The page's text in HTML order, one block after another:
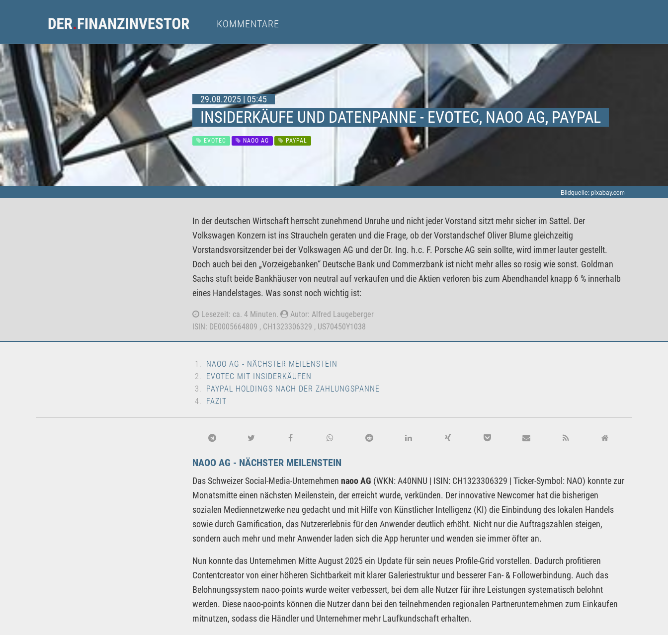
KOMMENTARE
29.08.2025 | 05:45
INSIDERKÄUFE UND DATENPANNE - EVOTEC, NAOO AG, PAYPAL
EVOTEC NAOO AG PAYPAL
Bildquelle: pixabay.com
In der deutschen Wirtschaft herrscht zunehmend Unruhe und nicht jeder Vorstand sitzt mehr sicher im Sattel. Der
Volkswagen Konzern ist ins Straucheln geraten und die Frage, ob der Vorstandschef Oliver Blume gleichzeitig
Vorstandsvorsitzender bei der Volkswagen AG und der Dr. Ing. h.c. F. Porsche AG sein sollte, wird immer lauter gestellt.
Doch auch bei den „Vorzeigebanken“ Deutsche Bank und Commerzbank ist nicht mehr alles so rosig wie sonst. Goldman
Sachs stuft beide Bankhäuser von neutral auf verkaufen und die Aktien verloren bis zum Abendhandel knapp 6 % innerhalb
eines Handelstages. Was sonst noch wichtig ist:
Lesezeit: ca. 4 Minuten.
Autor: Alfred Laugeberger
ISIN: DE0005664809 , CH1323306329 , US70450Y1038
NAOO AG - NÄCHSTER MEILENSTEIN
EVOTEC MIT INSIDERKÄUFEN
PAYPAL HOLDINGS NACH DER ZAHLUNGSPANNE
FAZIT
NAOO AG - NÄCHSTER MEILENSTEIN
Das Schweizer Social-Media-Unternehmen naoo AG (WKN: A40NNU | ISIN: CH1323306329 | Ticker-Symbol: NAO) konnte zur
Monatsmitte einen nächsten Meilenstein, der erreicht wurde, verkünden. Der innovative Newcomer hat die bisherigen
sozialen Mediennetzwerke neu gedacht und mit Hilfe von Künstlicher Intelligenz (KI) die Einbindung des lokalen Handels
sowie durch Gamification, das Nutzererlebnis für den Anwender deutlich erhöht. Nicht nur die Auftragszahlen steigen,
sondern auch mehr und mehr Anwender laden sich die App herunter und wenden sie immer öfter an.
Nun konnte das Unternehmen Mitte August 2025 ein Update für sein neues Profile-Grid vorstellen. Dadurch profitieren
Contentcreator von einer höheren Sichtbarkeit mit klarer Galeriestruktur und besserer Fan- & Followerbindung. Auch das
Belohnungssystem naoo-points wurde weiter verbessert, bei dem alle Nutzer für ihre Leistungen systematisch belohnt
werden. Diese naoo-points können die Nutzer dann bei den teilnehmenden regionalen Partnerunternehmen zum Einkaufen
mitnutzen, sodass die Händler und Unternehmer mehr Laufkundschaft erhalten.